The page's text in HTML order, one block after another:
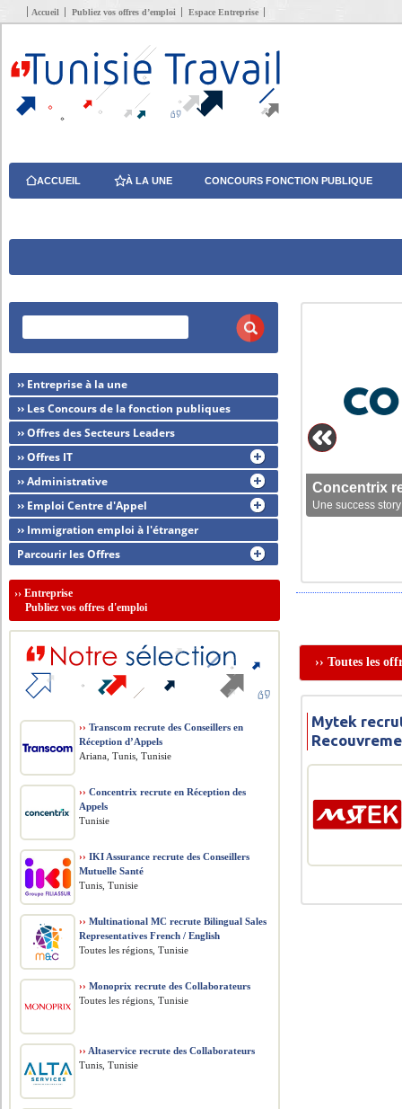
Accueil Publiez vos offres d’emploi Espace Entreprise
ACCUEIL À LA UNE CONCOURS FONCTION PUBLIQUE
Concentrix
Une success
›› Toutes les
Mytek
›› Entreprise à la une
›› Les Concours de la fonction publiques
›› Offres des Secteurs Leaders
›› Offres IT
›› Administrative
›› Emploi Centre d'Appel
›› Immigration emploi à l'étranger
Parcourir les Offres
››Entreprise
Publiez vos offres d'emploi
›› Transcom recrute des Conseillers en
Réception d’Appels
Ariana, Tunis, Tunisie
›› Concentrix recrute en Réception des
Appels
Tunisie
›› IKI Assurance recrute des Conseillers
Mutuelle Santé
Tunis, Tunisie
›› Multinational MC recrute Bilingual Sales
Representatives French / English
Toutes les régions, Tunisie
›› Monoprix recrute des Collaborateurs
Toutes les régions, Tunisie
›› Altaservice recrute des Collaborateurs
Tunis, Tunisie